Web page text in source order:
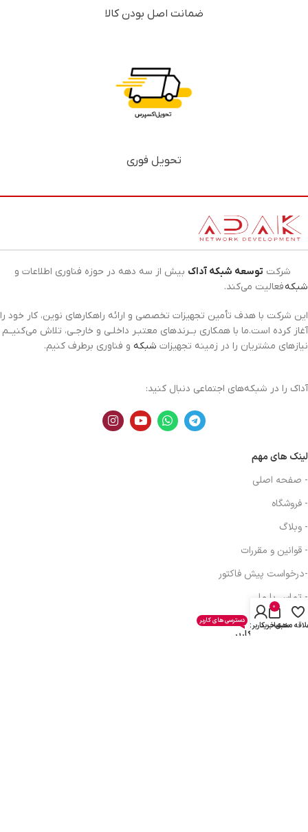
ضمانت اصل بودن کالا
تحویل فوری
شرکت توسعه شبکه آداک بیش از سه دهه در حوزه فناوری اطلاعات و
شبکهفعالیت می‌کند.
این شرکت با هدف تأمین تجهیزات تخصصی و ارائه راهکارهای نوین، کار خود را
آغاز کرده است.ما با همکاری بــرندهای معتبـر داخلـی و خارجـی، تلاش می‌کنیــم
نیازهای مشتریان را در زمینه تجهیزات شبکه و فناوری برطرف کنیم.
آداک را در شبکه‌های اجتماعی دنبال کنید:
لینک های مهم
- صفحه اصلی
- فروشگاه
- وبلاگ
- قوانین و مقررات
-درخواست پیش فاکتور
- تماس با ما
دسترسی های کاربر
دسترسی های کاربر مندی
0
سبد خرید
حساب کاربری من